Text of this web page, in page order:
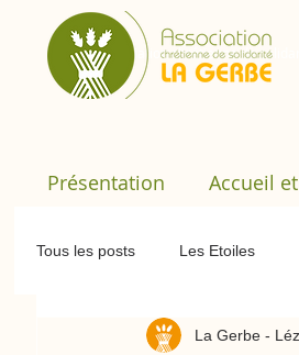
​Association chrétienne de
Présentation Accueil
Tous les posts Les Etoiles
Dortoir rando Le Temps
La Gerbe -